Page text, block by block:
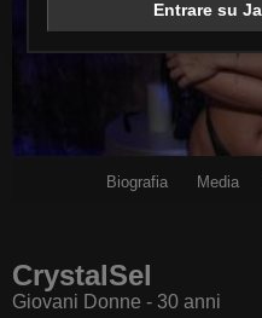
Biografia Media
CrystalSel
Giovani Donne - 30 anni
Entrare su